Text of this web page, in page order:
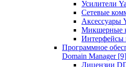
Усилители
Сетевые
Аксессуары
Микшерные
Интерфейсы
Программное
Domain Manager [9]
Лицензии